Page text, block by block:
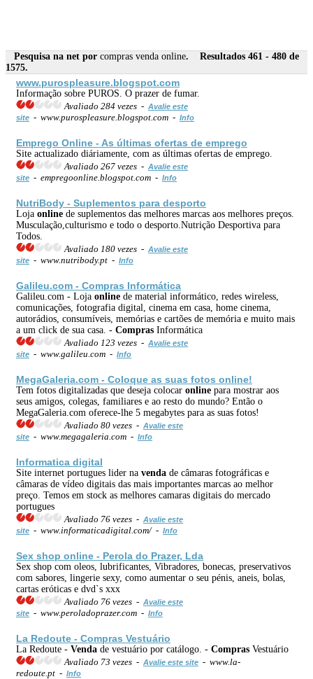
Pesquisa na net por compras venda online. Resultados 461 - 480 de
1575.
www.purospleasure.blogspot.com
Informação sobre PUROS. O prazer de fumar.
Avaliado 284 vezes - Avalie este
site - www.purospleasure.blogspot.com - Info
Emprego Online - As últimas ofertas de emprego
Site actualizado diáriamente, com as últimas ofertas de emprego.
Avaliado 267 vezes - Avalie este
site - empregoonline.blogspot.com - Info
NutriBody - Suplementos para desporto
Loja online de suplementos das melhores marcas aos melhores preços.
Musculação,culturismo e todo o desporto.Nutrição Desportiva para
Todos.
Avaliado 180 vezes - Avalie este
site - www.nutribody.pt - Info
Galileu.com - Compras Informática
Galileu.com - Loja online de material informático, redes wireless,
comunicações, fotografia digital, cinema em casa, home cinema,
autorádios, consumíveis, memórias e cartões de memória e muito mais
a um click de sua casa. - Compras Informática
Avaliado 123 vezes - Avalie este
site - www.galileu.com - Info
MegaGaleria.com - Coloque as suas fotos online!
Tem fotos digitalizadas que deseja colocar online para mostrar aos
seus amigos, colegas, familiares e ao resto do mundo? Então o
MegaGaleria.com oferece-lhe 5 megabytes para as suas fotos!
Avaliado 80 vezes - Avalie este
site - www.megagaleria.com - Info
Informatica digital
Site internet portugues lider na venda de câmaras fotográficas e
câmaras de vídeo digitais das mais importantes marcas ao melhor
preço. Temos em stock as melhores camaras digitais do mercado
portugues
Avaliado 76 vezes - Avalie este
site - www.informaticadigital.com/ - Info
Sex shop online - Perola do Prazer, Lda
Sex shop com oleos, lubrificantes, Vibradores, bonecas, preservativos
com sabores, lingerie sexy, como aumentar o seu pénis, aneis, bolas,
cartas eróticas e dvd`s xxx
Avaliado 76 vezes - Avalie este
site - www.peroladoprazer.com - Info
La Redoute - Compras Vestuário
La Redoute - Venda de vestuário por catálogo. - Compras Vestuário
Avaliado 73 vezes - Avalie este site - www.la-
redoute.pt - Info